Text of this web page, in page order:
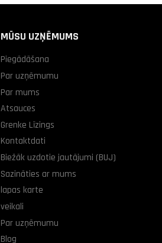
MŪSU UZŅĒMUMS
Piegādāšana
Par uzņēmumu
Par mums
Atsauces
Grenke Līzings
Kontaktdati
Biežāk uzdotie jautājumi (BUJ)
Sazināties ar mums
lapas karte
veikali
Par uzņēmumu
Blog